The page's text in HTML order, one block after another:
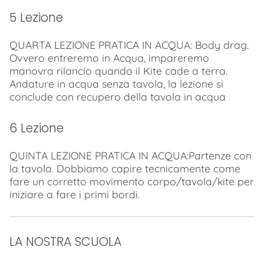
5 Lezione
QUARTA LEZIONE PRATICA IN ACQUA: Body drag.
Ovvero entreremo in Acqua, impareremo
manovra rilancio quando il Kite cade a terra.
Andature in acqua senza tavola, la lezione si
conclude con recupero della tavola in acqua
6 Lezione
QUINTA LEZIONE PRATICA IN ACQUA:Partenze con
la tavola. Dobbiamo capire tecnicamente come
fare un corretto movimento corpo/tavola/kite per
iniziare a fare i primi bordi.
LA NOSTRA SCUOLA